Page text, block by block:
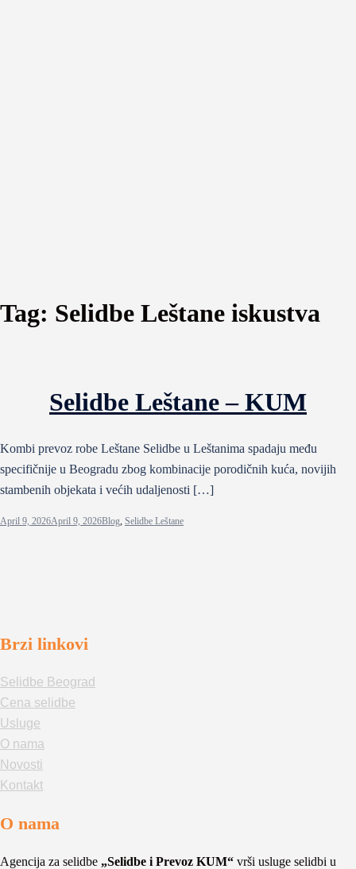
Tag: Selidbe Leštane iskustva
Selidbe Leštane – KUM
Kombi prevoz robe Leštane Selidbe u Leštanima spadaju među
specifičnije u Beogradu zbog kombinacije porodičnih kuća, novijih
stambenih objekata i većih udaljenosti […]
April 9, 2026April 9, 2026Blog, Selidbe Leštane
Brzi linkovi
Selidbe Beograd
Cena selidbe
Usluge
O nama
Novosti
Kontakt
O nama
Agencija za selidbe „Selidbe i Prevoz KUM“ vrši usluge selidbi u